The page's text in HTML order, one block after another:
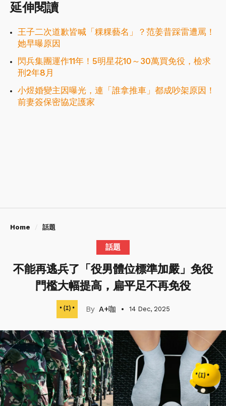
延伸閱讀
王子二次道歉皆喊「粿粿藝名」？范姜昔踩雷遭罵！
她早曝原因
閃兵集團運作11年！5明星花10～30萬買免役，檢求
刑2年8月
小煜婚變主因曝光，連「誰拿推車」都成吵架原因！
前妻簽保密協定護家
Home 話題
話題
不能再逃兵了「役男體位標準加嚴」免役
門檻大幅提高，扁平足不再免役
A+咖 14 Dec, 2025